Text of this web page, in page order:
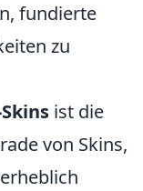
fundierte
zu
ist die
von Skins,